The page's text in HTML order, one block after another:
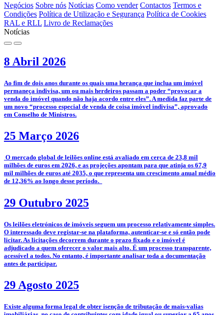
Negócios Sobre nós Notícias Como vender Contactos Termos e
Condições Política de Utilização e Segurança Política de Cookies
RAL e RLL Livro de Reclamações
Notícias
8 Abril 2026
­Ao fim de dois anos durante os quais uma herança que inclua um imóvel
permaneça indivisa, um ou mais herdeiros passam a poder “provocar a
venda do imóvel quando não haja acordo entre eles”. A medida faz parte de
um novo “processo especial de venda de coisa imóvel indivisa”, aprovado
em Conselho de Ministros.
25 Março 2026
­­ O mercado global de leilões online está avaliado em cerca de 23,8 mil
milhões de euros em 2026, e as projeções apontam para que atinja os 67,9
mil milhões de euros até 2035, o que representa um crescimento anual médio
de 12,36% ao longo desse período.
29 Outubro 2025
­­Os leilões eletrónicos de imóveis seguem um processo relativamente simples.
O interessado deve registar-se na plataforma, autenticar-se e só então pode
licitar. As licitações decorrem durante o prazo fixado e o imóvel é
adjudicado a quem oferecer o valor mais alto. É um processo transparente,
acessível a todos. No entanto, é importante analisar toda a documentação
antes de participar.
29 Agosto 2025
­Existe alguma forma legal de obter isenção de tributação de mais-valias